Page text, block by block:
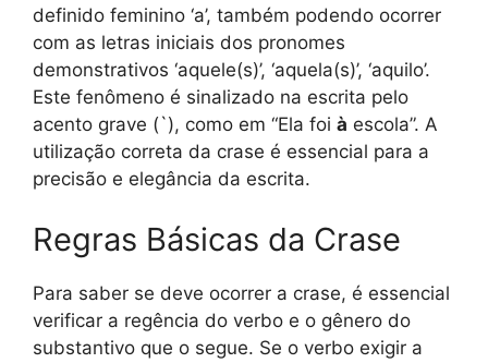
definido feminino ‘a’, também podendo ocorrer
com as letras iniciais dos pronomes
demonstrativos ‘aquele(s)’, ‘aquela(s)’, ‘aquilo’.
Este fenômeno é sinalizado na escrita pelo
acento grave (`), como em “Ela foi à escola”. A
utilização correta da crase é essencial para a
precisão e elegância da escrita.
Regras Básicas da Crase
Para saber se deve ocorrer a crase, é essencial
verificar a regência do verbo e o gênero do
substantivo que o segue. Se o verbo exigir a